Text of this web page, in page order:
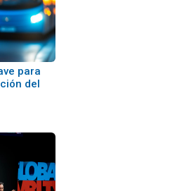
para
del